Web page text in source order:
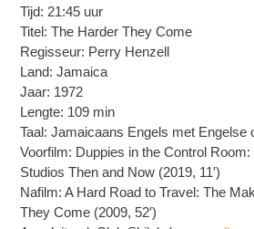
Tijd: 21:45 uur
Titel: The Harder They Come
Regisseur: Perry Henzell
Land: Jamaica
Jaar: 1972
Lengte: 109 min
Taal: Jamaicaans Engels met Engelse
Voorfilm: Duppies in the Control
Studios Then and Now (2019, 11′)
Nafilm: A Hard Road to Travel: The
They Come (2009, 52′)